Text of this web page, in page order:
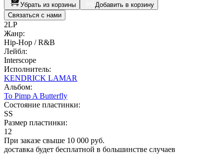
Убрать из корзины
Добавить в корзину
Связаться с нами
2LP
Жанр:
Hip-Hop / R&B
Лейбл:
Interscope
Исполнитель:
KENDRICK LAMAR
Альбом:
To Pimp A Butterfly
Состояние пластинки:
SS
Размер пластинки:
12
При заказе свыше 10 000 руб.
доставка будет бесплатной в большинстве случаев